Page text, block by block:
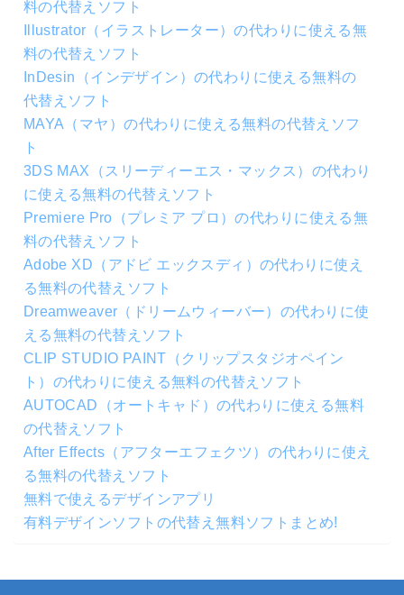
料の代替えソフト
Illustrator（イラストレーター）の代わりに使える無
料の代替えソフト
InDesin（インデザイン）の代わりに使える無料の
代替えソフト
MAYA（マヤ）の代わりに使える無料の代替えソフ
ト
3DS MAX（スリーディーエス・マックス）の代わり
に使える無料の代替えソフト
Premiere Pro（プレミア プロ）の代わりに使える無
料の代替えソフト
Adobe XD（アドビ エックスディ）の代わりに使え
る無料の代替えソフト
Dreamweaver（ドリームウィーバー）の代わりに使
える無料の代替えソフト
CLIP STUDIO PAINT（クリップスタジオペイン
ト）の代わりに使える無料の代替えソフト
AUTOCAD（オートキャド）の代わりに使える無料
の代替えソフト
After Effects（アフターエフェクツ）の代わりに使え
る無料の代替えソフト
無料で使えるデザインアプリ
有料デザインソフトの代替え無料ソフトまとめ!